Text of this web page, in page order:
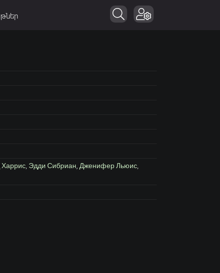
Харрис, Эдди Сибриан Дженифер Льюис,